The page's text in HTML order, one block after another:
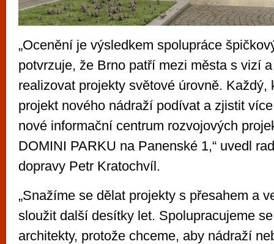
„Ocenění je výsledkem spolupráce
potvrzuje, že Brno patří mezi města s vizí
realizovat projekty světové úrovně. Každý,
projekt nového nádraží podívat a zjistit
nové informační centrum rozvojových
DOMINI PARKU na Panenské 1,“ uvedl
dopravy Petr Kratochvíl.
„Snažíme se dělat projekty s přesahem a
sloužit další desítky let. Spolupracujeme
architekty, protože chceme, aby nádraží